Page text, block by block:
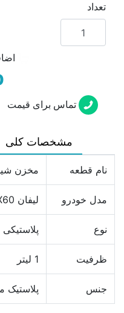
تعداد
0
تماس برای قیمت
مشخصات کلی
نام قطعه مخزن
مدل خودرو لیفان X60
نوع پلاستیکی
ظرفیت 1 لیتر
جنس پلاستیک